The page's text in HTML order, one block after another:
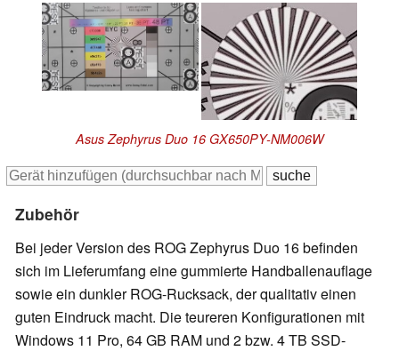
Asus Zephyrus Duo 16 GX650PY-NM006W
Zubehör
Bei jeder Version des ROG Zephyrus Duo 16 befinden
sich im Lieferumfang eine gummierte Handballenauflage
sowie ein dunkler ROG-Rucksack, der qualitativ einen
guten Eindruck macht. Die teureren Konfigurationen mit
Windows 11 Pro, 64 GB RAM und 2 bzw. 4 TB SSD-